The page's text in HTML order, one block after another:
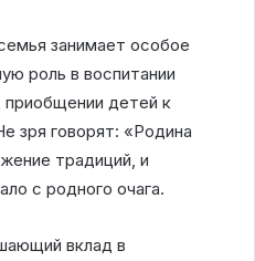
занимает особое
роль в воспитании
детей к
зря говорят: «Родина
традиций, и
с родного очага.
вклад в